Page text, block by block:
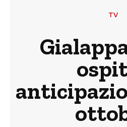
TV